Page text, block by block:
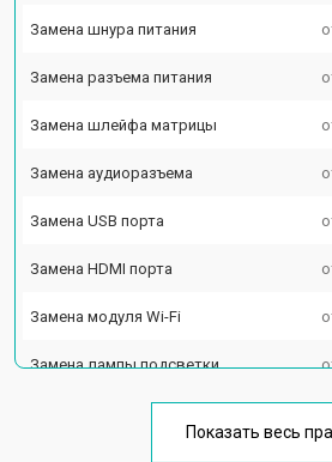
Замена шнура питания
Замена разъема питания
Замена шлейфа матрицы
Замена аудиоразъема
Замена USB порта
Замена HDMI порта
Замена модуля Wi-Fi
Замена лампы подсветки
Показать весь